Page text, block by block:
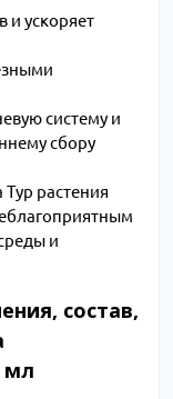
и ускоряет
систему и
сбору
растения
и
состав,
мл